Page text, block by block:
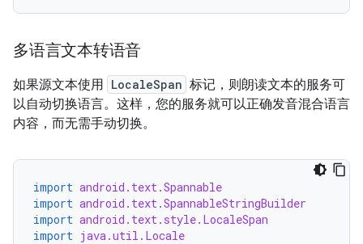
多语言文本转语音
如果源文本使用 LocaleSpan 标记，则朗读文本的服务可
以自动切换语言。这样，您的服务就可以正确发音混合语言
内容，而无需手动切换。
import android.text.Spannable
import android.text.SpannableStringBuilder
import android.text.style.LocaleSpan
import java.util.Locale